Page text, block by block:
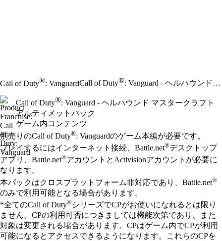
Call of Duty®: VanguardCall of Duty®: Vanguard - ヘルハウンド マスタークラフトアルティメットパック
Call of Duty®: Vanguard - ヘルハウンド マスタークラフト
アルティメットパック
ゲーム内コンテンツ
価格
Available actions
別売りのCall of Duty®: Vanguardのゲーム本編が必要です。
プレイするにはインターネット接続、Battle.net®デスクトップ
アプリ、Battle.net®アカウントとActivisionアカウントが必要に
なります。
本パックはクロスプラットフォーム非対応であり、Battle.net®
のみで利用可能となる場合があります。
*全てのCall of Duty®シリーズでCPがお使いになれるとは限り
ません。CPの利用可否につきましては機能次第であり、また
対象は変更される場合があります。CPはゲーム内でCPが利用
可能になるとアクセスできるようになります。これらのCPを